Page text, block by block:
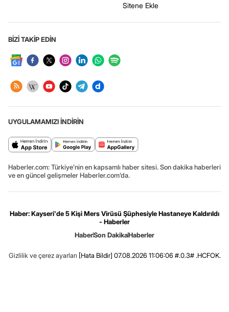
Sitene Ekle
BİZİ TAKİP EDİN
UYGULAMAMIZI İNDİRİN
Haberler.com: Türkiye’nin en kapsamlı haber sitesi. Son dakika haberleri
ve en güncel gelişmeler Haberler.com’da.
Haber: Kayseri'de 5 Kişi Mers Virüsü Şüphesiyle Hastaneye Kaldırıldı
- Haberler
HaberSon DakikaHaberler
Gizlilik ve çerez ayarları [Hata Bildir] 07.08.2026 11:06:06 #.0.3# .HCFOK.